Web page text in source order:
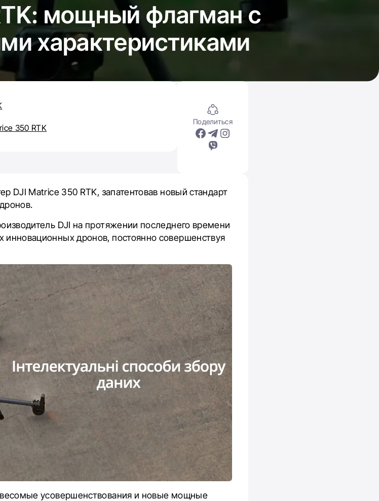
мощный флагман с
характеристиками
Поделиться
DJI Matrice 350 RTK, запатентовав новый стандарт
DJI на протяжении последнего времени
инновационных дронов, постоянно совершенствуя
усовершенствования и новые мощные
350 RTK